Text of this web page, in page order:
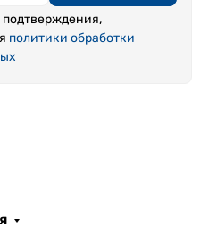
политики обработки